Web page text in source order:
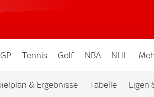
Tennis Golf NBA NHL
& Ergebnisse Tabelle Ligen